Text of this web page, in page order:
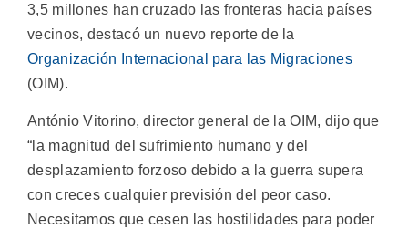
3,5 millones han cruzado las fronteras hacia países
vecinos, destacó un nuevo reporte de la
Organización Internacional para las Migraciones
(OIM).
António Vitorino, director general de la OIM, dijo que
“la magnitud del sufrimiento humano y del
desplazamiento forzoso debido a la guerra supera
con creces cualquier previsión del peor caso.
Necesitamos que cesen las hostilidades para poder